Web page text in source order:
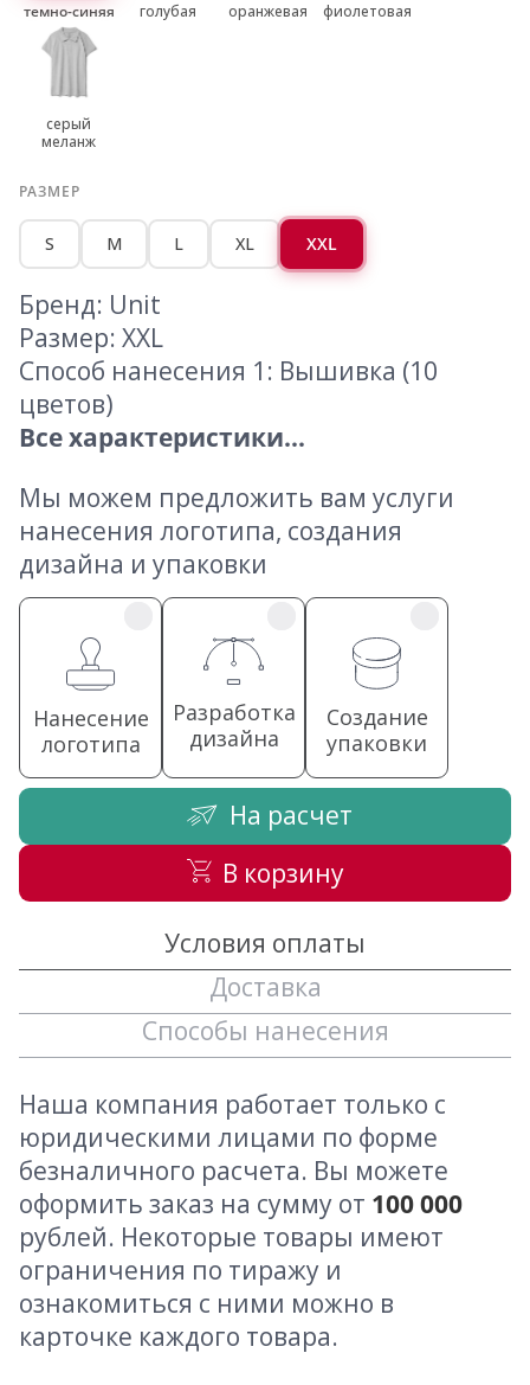
темно-синяя голубая оранжевая фиолетовая
серый
меланж
РАЗМЕР
S M L XL XXL
Бренд: Unit
Размер: XXL
Способ нанесения 1: Вышивка (10
цветов)
Все характеристики...
Мы можем предложить вам услуги
нанесения логотипа, создания
дизайна и упаковки
Нанесение
логотипа
Разработка
дизайна
Создание
упаковки
На расчет
В корзину
Условия оплаты
Доставка
Способы нанесения
Наша компания работает только с
юридическими лицами по форме
безналичного расчета. Вы можете
оформить заказ на сумму от 100 000
рублей. Некоторые товары имеют
ограничения по тиражу и
ознакомиться с ними можно в
карточке каждого товара.